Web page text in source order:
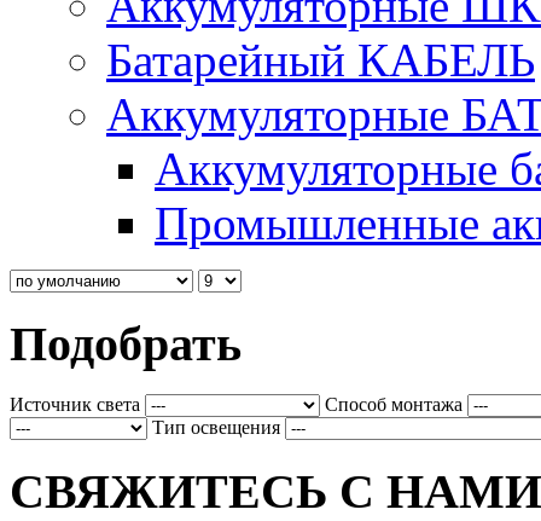
Батарейный КАБЕЛЬ
Аккумуляторные
Аккумуляторные
Промышленные
Подобрать
Источник света
Способ монтажа
Тип освещения
СВЯЖИТЕСЬ С НАМИ